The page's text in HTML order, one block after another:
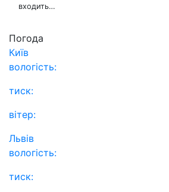
входить…
Погода
Київ
вологість:
тиск:
вітер:
Львів
вологість:
тиск: